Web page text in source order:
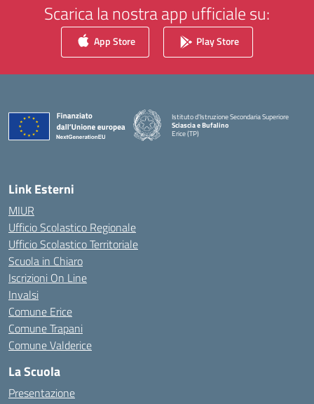
Scarica la nostra app ufficiale su:
App Store Play Store
Istituto d'Istruzione Secondaria Superiore
Sciascia e Bufalino
Erice (TP)
Link Esterni
MIUR
Ufficio Scolastico Regionale
Ufficio Scolastico Territoriale
Scuola in Chiaro
Iscrizioni On Line
Invalsi
Comune Erice
Comune Trapani
Comune Valderice
La Scuola
Presentazione